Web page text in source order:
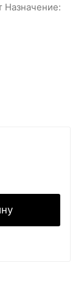
Назначение: